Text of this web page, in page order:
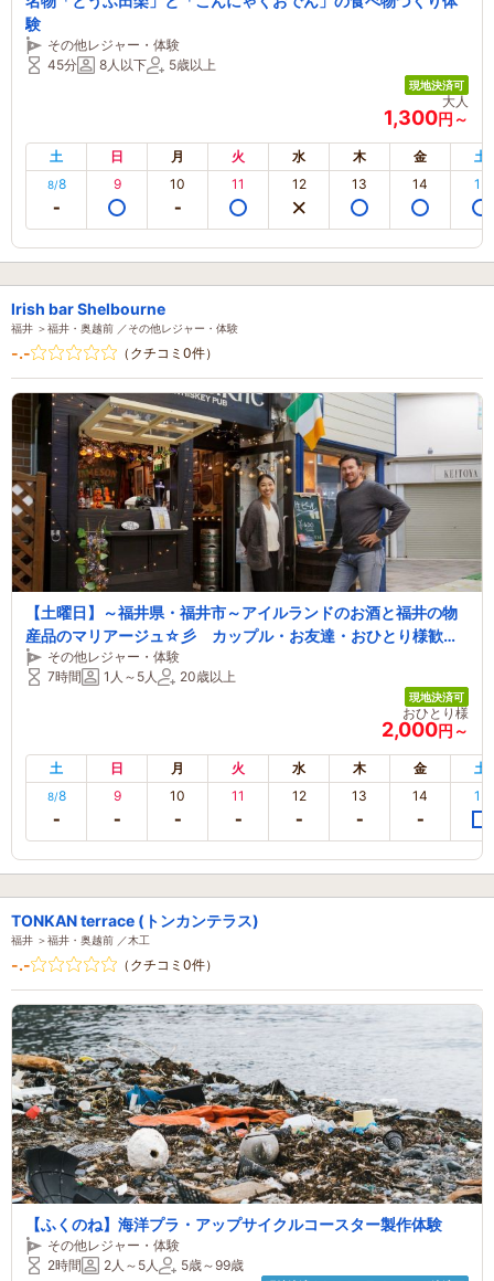
験
その他レジャー・体験
45分
8人以下 5歳以上
現地決済可
大人
1,300円～
土 日 月 火 水 木 金 土
8/8 9 10 11 12 13 14 15
lrish bar Shelbourne
福井 ＞福井・奥越前 ／その他レジャー・体験
-.- （クチコミ0件）
【土曜日】～福井県・福井市～アイルランドのお酒と福井の物
産品のマリアージュ☆彡 カップル・お友達・おひとり様歓
迎！その他レジャー・体験
7時間
1人～5人 20歳以上
現地決済可
おひとり様
2,000円～
土 日 月 火 水 木 金 土
8/8 9 10 11 12 13 14 15
TONKAN terrace (トンカンテラス)
福井 ＞福井・奥越前 ／木工
-.- （クチコミ0件）
【ふくのね】海洋プラ・アップサイクルコースター製作体験
その他レジャー・体験
2時間
2人～5人 5歳～99歳